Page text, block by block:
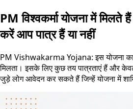
PM विश्वकर्मा योजना में
करें आप पात्र हैं या नहीं
PM Vishwakarma Yojana: इस योजना का
मिलता। इसके लिए कुछ तय पात्रताएं हैं और केवल
जुड़े लोग आवेदन कर सकते हैं जिन्हें योजना में